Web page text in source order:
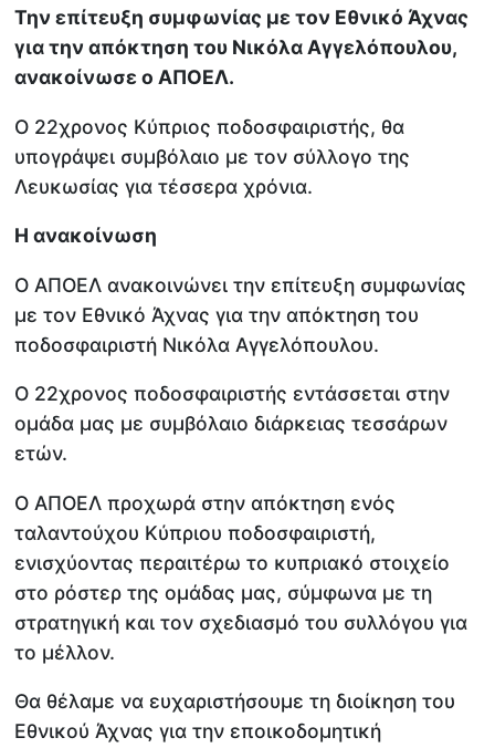
Την επίτευξη συμφωνίας με τον Εθνικό Άχνας
για την απόκτηση του Νικόλα Αγγελόπουλου,
ανακοίνωσε ο ΑΠΟΕΛ.
Ο 22χρονος Κύπριος ποδοσφαιριστής, θα
υπογράψει συμβόλαιο με τον σύλλογο της
Λευκωσίας για τέσσερα χρόνια.
Η ανακοίνωση
Ο ΑΠΟΕΛ ανακοινώνει την επίτευξη συμφωνίας
με τον Εθνικό Άχνας για την απόκτηση του
ποδοσφαιριστή Νικόλα Αγγελόπουλου.
Ο 22χρονος ποδοσφαιριστής εντάσσεται στην
ομάδα μας με συμβόλαιο διάρκειας τεσσάρων
ετών.
Ο ΑΠΟΕΛ προχωρά στην απόκτηση ενός
ταλαντούχου Κύπριου ποδοσφαιριστή,
ενισχύοντας περαιτέρω το κυπριακό στοιχείο
στο ρόστερ της ομάδας μας, σύμφωνα με τη
στρατηγική και τον σχεδιασμό του συλλόγου για
το μέλλον.
Θα θέλαμε να ευχαριστήσουμε τη διοίκηση του
Εθνικού Άχνας για την εποικοδομητική